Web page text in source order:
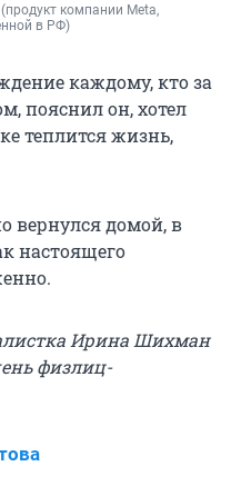
компании Meta,
в РФ)
каждому, кто за
пояснил он, хотел
теплится жизнь,
вернулся домой, в
настоящего
Ирина Шихман
физлиц-